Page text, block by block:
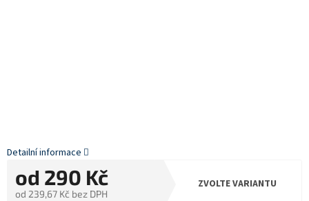
od 290 Kč
od 239,67 Kč bez DPH
ZVOLTE VARIANTU
Detailní informace